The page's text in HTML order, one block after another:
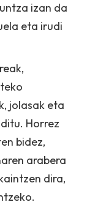
izan da
eta irudi
jolasak eta
Horrez
bidez,
arabera
dira,